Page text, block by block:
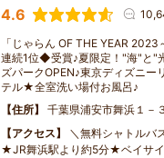
4.6
「じゃらん OF THE YEAR
連続1位◆受賞♪夏限定！"海"と"
ズパークOPEN♪東京ディズニー
テル★全室洗い場付お風呂♪
住所
千葉県浦安市舞浜１－
アクセス
＼無料シャトルバ
★JR舞浜駅より約5分★ベイサ